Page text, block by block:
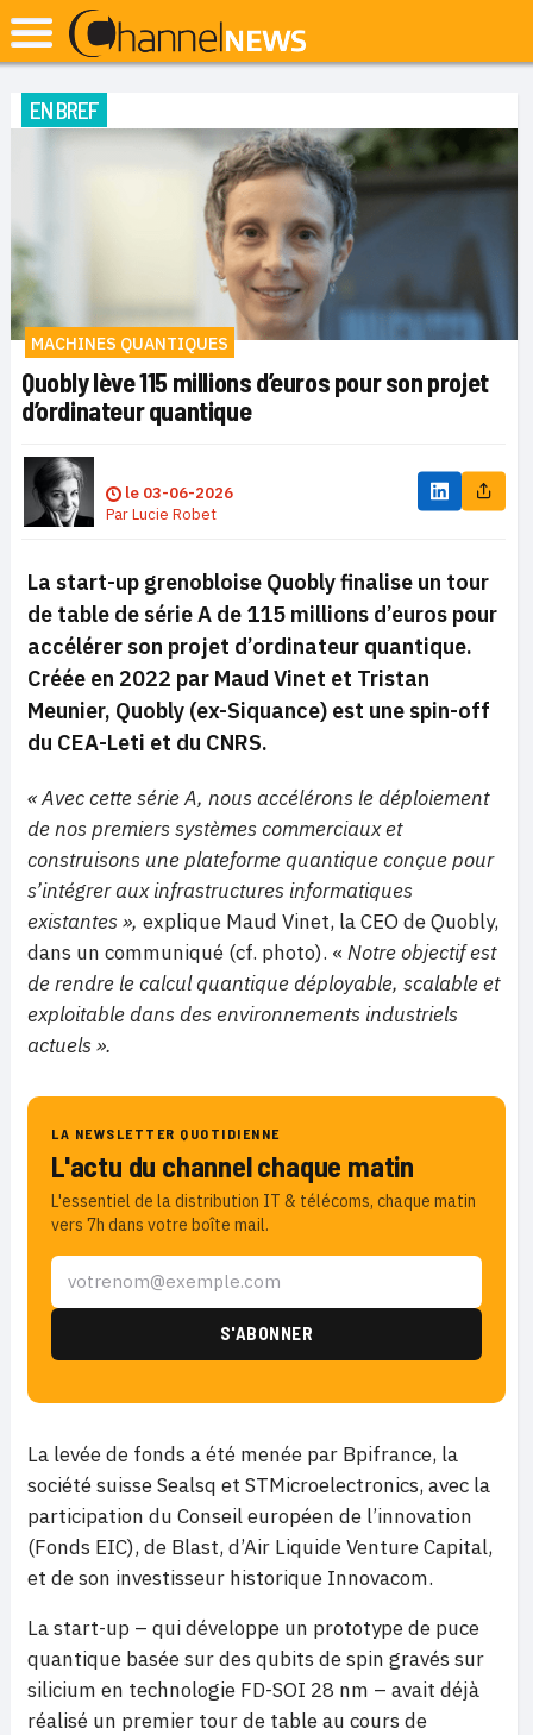
EN BREF
MACHINES QUANTIQUES
Quobly lève 115 millions d’euros pour son projet
d’ordinateur quantique
le 03-06-2026
ParLucie Robet
La start-up grenobloise Quobly finalise un tour
de table de série A de 115 millions d’euros pour
accélérer son projet d’ordinateur quantique.
Créée en 2022 par Maud Vinet et Tristan
Meunier, Quobly (ex-Siquance) est une spin-off
du CEA-Leti et du CNRS.
« Avec cette série A, nous accélérons le déploiement
de nos premiers systèmes commerciaux et
construisons une plateforme quantique conçue pour
s’intégrer aux infrastructures informatiques
existantes », explique Maud Vinet, la CEO de Quobly,
dans un communiqué (cf. photo). « Notre objectif est
de rendre le calcul quantique déployable, scalable et
exploitable dans des environnements industriels
actuels ».
LA NEWSLETTER QUOTIDIENNE
L'actu du channel chaque matin
L'essentiel de la distribution IT & télécoms, chaque matin
vers 7h dans votre boîte mail.
La levée de fonds a été menée par Bpifrance, la
société suisse Sealsq et STMicroelectronics, avec la
participation du Conseil européen de l’innovation
(Fonds EIC), de Blast, d’Air Liquide Venture Capital,
et de son investisseur historique Innovacom.
La start-up – qui développe un prototype de puce
quantique basée sur des qubits de spin gravés sur
silicium en technologie FD-SOI 28 nm – avait déjà
réalisé un premier tour de table au cours de